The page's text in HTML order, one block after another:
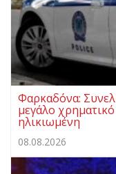
Φαρκαδόνα:
μεγάλο
ηλικιωμένη
08.08.2026